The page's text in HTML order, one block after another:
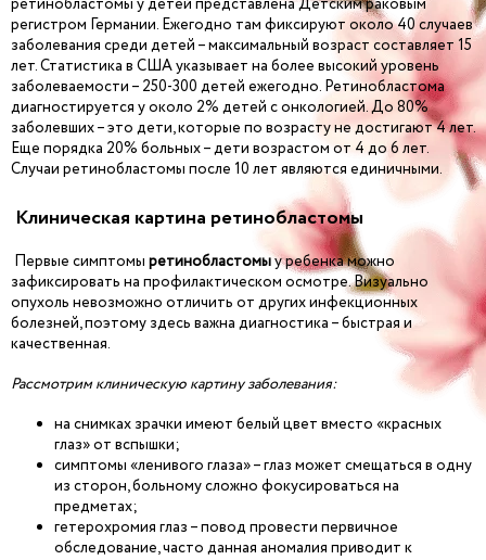
регистром Германии. Ежегодно там фиксируют около 40 случаев
заболевания среди детей – максимальный возраст составляет 15
лет. Статистика в США указывает на более высокий уровень
заболеваемости – 250-300 детей ежегодно. Ретинобластома
диагностируется у около 2% детей с онкологией. До 80%
заболевших – это дети, которые по возрасту не достигают 4 лет.
Еще порядка 20% больных – дети возрастом от 4 до 6 лет.
Случаи ретинобластомы после 10 лет являются единичными.
Клиническая картина ретинобластомы
Первые симптомы ретинобластомыу ребенка можно
зафиксировать на профилактическом осмотре. Визуально
опухоль невозможно отличить от других инфекционных
болезней, поэтому здесь важна диагностика – быстрая и
качественная.
Рассмотрим клиническую картину заболевания:
на снимках зрачки имеют белый цвет вместо «красных
глаз» от вспышки;
симптомы «ленивого глаза» – глаз может смещаться в одну
из сторон, больному сложно фокусироваться на
предметах;
гетерохромия глаз – повод провести первичное
обследование, часто данная аномалия приводит к